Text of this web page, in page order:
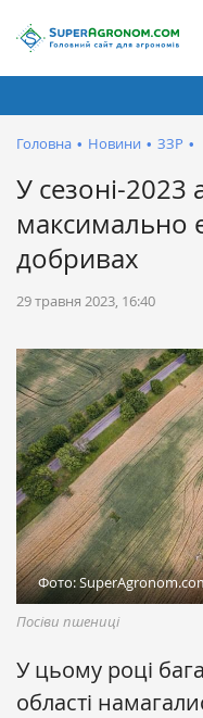
Головна • Новини • ЗЗР •
У сезоні-2023
максимально
добривах
29 травня 2023, 16:40
Фото:
Посіви пшениці
У цьому році
області